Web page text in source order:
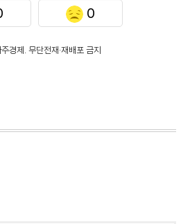
0
경제. 무단전재·재배포 금지